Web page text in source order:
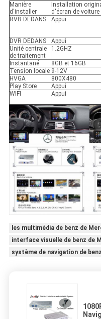
Manière
d'installer
Installation
d'écran de voiture
RVB DEDANS
Appui
DVR DEDANS Appui
Unité centrale
de traitement
1.2GHZ
Instantané 8GB et 16GB
Tension locale 9-12V
HVGA
800X480
Play Store
Appui
WIFI
Appui
les multimédia de benz de
interface visuelle de benz de
système de navigation de benz